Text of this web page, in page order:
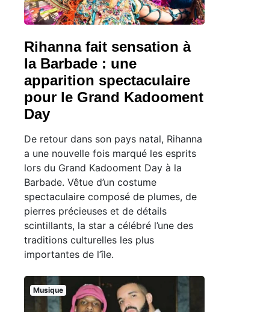
Rihanna fait sensation à
la Barbade : une
apparition spectaculaire
pour le Grand Kadooment
Day
De retour dans son pays natal, Rihanna
a une nouvelle fois marqué les esprits
lors du Grand Kadooment Day à la
Barbade. Vêtue d’un costume
spectaculaire composé de plumes, de
pierres précieuses et de détails
scintillants, la star a célébré l’une des
traditions culturelles les plus
importantes de l’île.
Musique